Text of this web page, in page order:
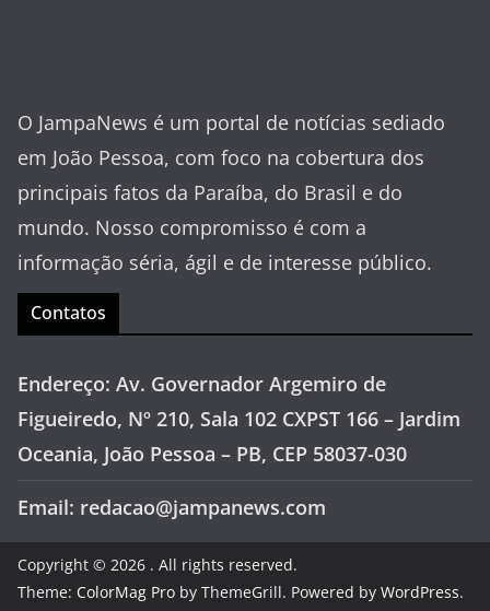
O JampaNews é um portal de notícias sediado
em João Pessoa, com foco na cobertura dos
principais fatos da Paraíba, do Brasil e do
mundo. Nosso compromisso é com a
informação séria, ágil e de interesse público.
Contatos
Endereço: Av. Governador Argemiro de
Figueiredo, Nº 210, Sala 102 CXPST 166 – Jardim
Oceania, João Pessoa – PB, CEP 58037-030
Email: redacao@jampanews.com
Copyright © 2026 . All rights reserved.
Theme: ColorMag Pro by ThemeGrill. Powered by WordPress.